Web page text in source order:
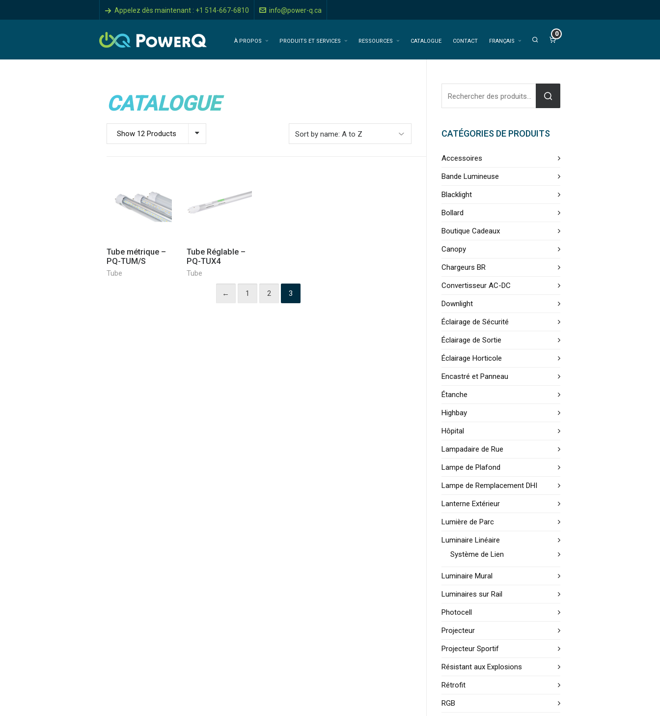
Appelez dès maintenant : +1 514-667-6810 info@power-q.ca
À PROPOS PRODUITS ET SERVICES RESSOURCES CATALOGUE CONTACT FRANÇAIS
0
CATALOGUE
Show 12 Products
Tube métrique –
PQ-TUM/S
Tube
Tube Réglable –
PQ-TUX4
Tube
← 1 2 3
CATÉGORIES DE PRODUITS
Accessoires
Bande Lumineuse
Blacklight
Bollard
Boutique Cadeaux
Canopy
Chargeurs BR
Convertisseur AC-DC
Downlight
Éclairage de Sécurité
Éclairage de Sortie
Éclairage Horticole
Encastré et Panneau
Étanche
Highbay
Hôpital
Lampadaire de Rue
Lampe de Plafond
Lampe de Remplacement DHI
Lanterne Extérieur
Lumière de Parc
Luminaire Linéaire
Système de Lien
Luminaire Mural
Luminaires sur Rail
Photocell
Projecteur
Projecteur Sportif
Résistant aux Explosions
Rétrofit
RGB